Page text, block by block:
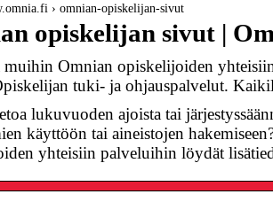
› omnian-opiskelijan-sivut
opiskelijan sivut |
Omnian opiskelijoiden
tuki- ja ohjauspalvelut.
lukuvuoden ajoista tai
käyttöön tai aineistojen
yhteisiin palveluihin löydät